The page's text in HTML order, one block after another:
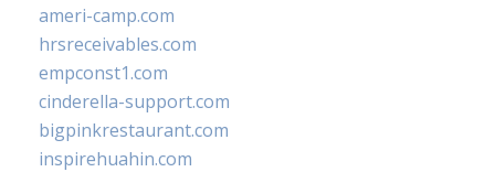
ameri-camp.com
hrsreceivables.com
empconst1.com
cinderella-support.com
bigpinkrestaurant.com
inspirehuahin.com